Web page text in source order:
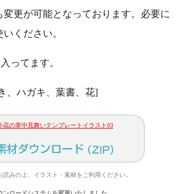
更が可能となっております。必要に
ください。
ってます。
、ハガキ、葉書、花]
花の寒中見舞いテンプレートイラスト03
読みの上、イラスト・素材をご利用ください。